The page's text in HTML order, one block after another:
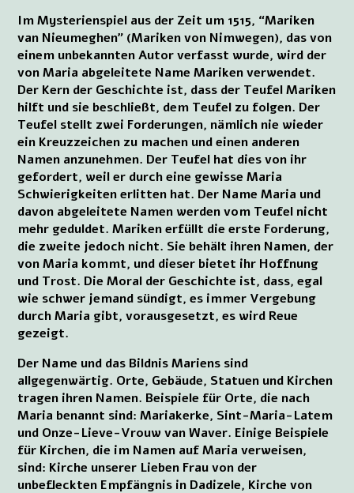
Im Mysterienspiel aus der Zeit um 1515, “Mariken
van Nieumeghen” (Mariken von Nimwegen), das von
einem unbekannten Autor verfasst wurde, wird der
von Maria abgeleitete Name Mariken verwendet.
Der Kern der Geschichte ist, dass der Teufel Mariken
hilft und sie beschließt, dem Teufel zu folgen. Der
Teufel stellt zwei Forderungen, nämlich nie wieder
ein Kreuzzeichen zu machen und einen anderen
Namen anzunehmen. Der Teufel hat dies von ihr
gefordert, weil er durch eine gewisse Maria
Schwierigkeiten erlitten hat. Der Name Maria und
davon abgeleitete Namen werden vom Teufel nicht
mehr geduldet. Mariken erfüllt die erste Forderung,
die zweite jedoch nicht. Sie behält ihren Namen, der
von Maria kommt, und dieser bietet ihr Hoffnung
und Trost. Die Moral der Geschichte ist, dass, egal
wie schwer jemand sündigt, es immer Vergebung
durch Maria gibt, vorausgesetzt, es wird Reue
gezeigt.
Der Name und das Bildnis Mariens sind
allgegenwärtig. Orte, Gebäude, Statuen und Kirchen
tragen ihren Namen. Beispiele für Orte, die nach
Maria benannt sind: Mariakerke, Sint-Maria-Latem
und Onze-Lieve-Vrouw van Waver. Einige Beispiele
für Kirchen, die im Namen auf Maria verweisen,
sind: Kirche unserer Lieben Frau von der
unbefleckten Empfängnis in Dadizele, Kirche von